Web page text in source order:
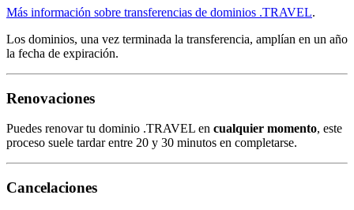
Más información sobre transferencias de dominios .TRAVEL.
Los dominios, una vez terminada la transferencia, amplían en un año
la fecha de expiración.
Renovaciones
Puedes renovar tu dominio .TRAVEL en cualquier momento, este
proceso suele tardar entre 20 y 30 minutos en completarse.
Cancelaciones